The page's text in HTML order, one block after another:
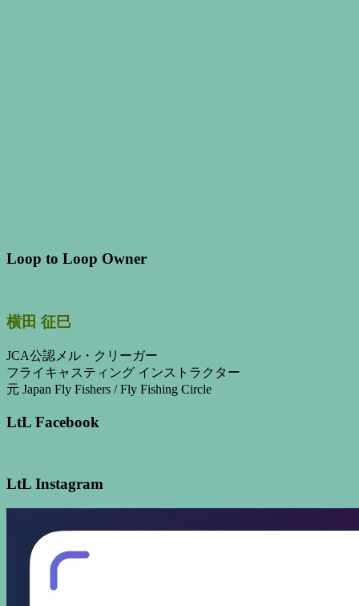
Loop to Loop Owner
横田 征巳
JCA公認メル・クリーガー
フライキャスティング インストラクター
元 Japan Fly Fishers / Fly Fishing Circle
LtL Facebook
LtL Instagram